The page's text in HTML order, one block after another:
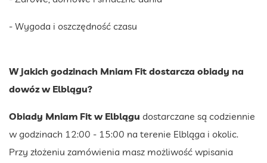
- Wygoda i oszczędność czasu
W jakich godzinach Mniam Fit dostarcza obiady na
dowóz w Elblągu?
Obiady Mniam Fit w Elblągu dostarczane są codziennie
w godzinach 12:00 - 15:00 na terenie Elbląga i okolic.
Przy złożeniu zamówienia masz możliwość wpisania